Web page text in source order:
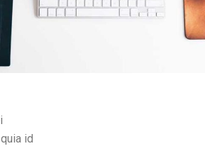
id